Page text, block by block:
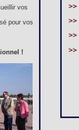
vos
pour vos
!